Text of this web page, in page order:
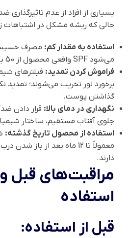
بسیاری از افراد از عدم تاثیرگذاری
حالی که ریشه مشکل در اشتباهات
استفاده به مقدار کم: مصرف
می‌شود SPF واقعی محصول از 50 به زیر 15 کاهش یابد.
فراموش کردن تمدید: فیلترهای
برخورد نور تخریب می‌شوند؛ تمدید
گذاشتن پوست.
نگهداری در دمای بالا: قرار دادن
جلوی آفتاب مستقیم، ساختار
استفاده از محصول تاریخ گذشته:
دارند.
مراقبت‌های قبل و
استفاده
قبل از استفاده: